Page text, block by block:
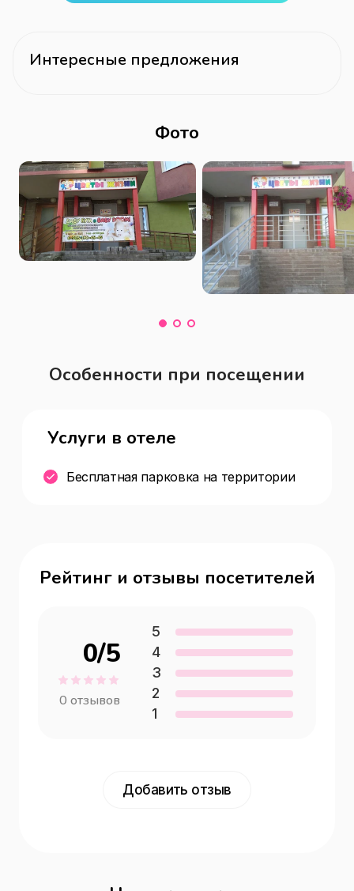
Интересные предложения
Фото
Особенности при посещении
Услуги в отеле
Бесплатная парковка на территории
Рейтинг и отзывы посетителей
0/5
0 отзывов
5
4
3
2
1
Добавить отзыв